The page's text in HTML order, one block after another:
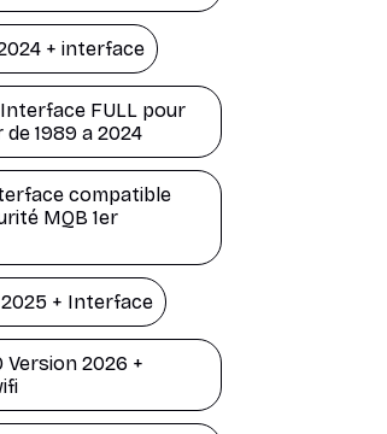
+ interface
FULL pour
1989 a 2024
compatible
MQB 1er
2025 + Interface
Version 2026 +